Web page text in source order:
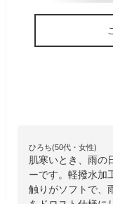
ひろち(50代・女性)
肌寒いとき、雨の
ーです。軽撥水加
触りがソフトで、